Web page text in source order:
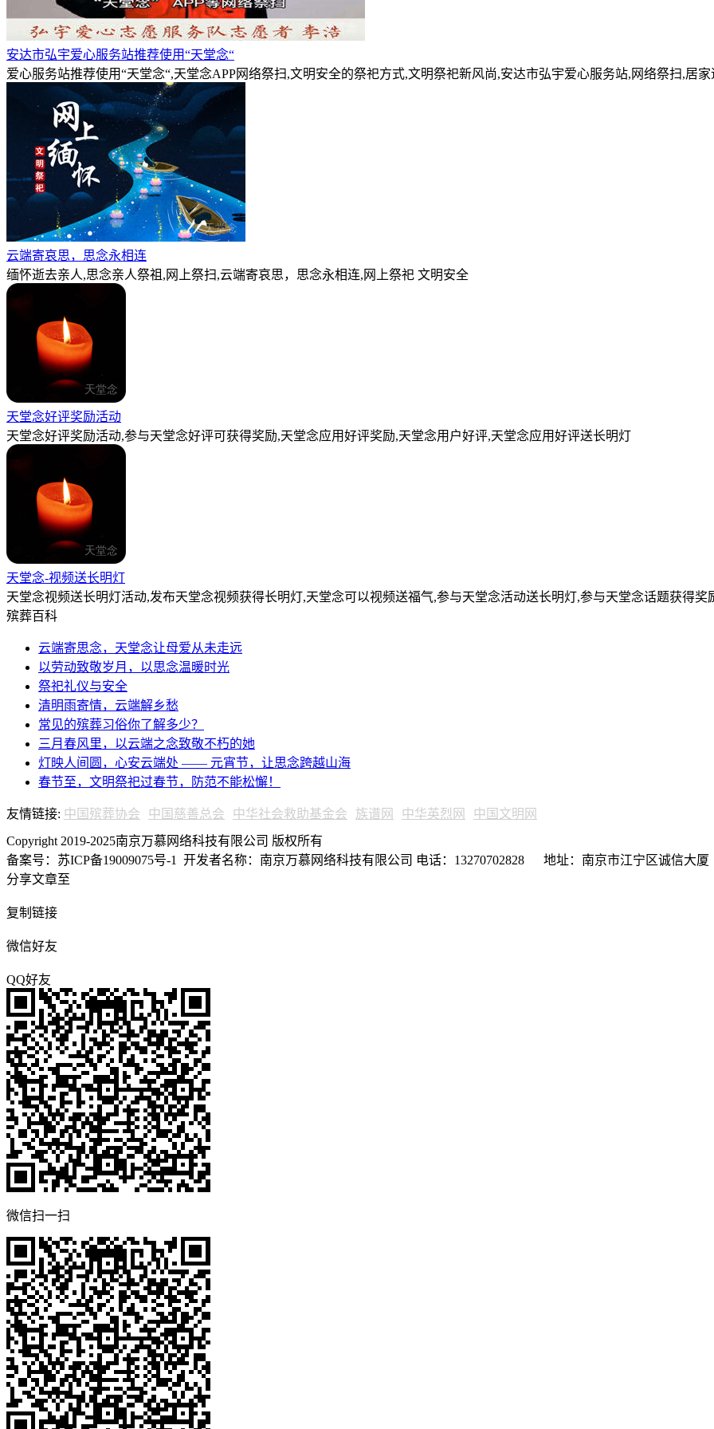
安达市弘宇爱心服务站推荐使用“天堂念“
爱心服务站推荐使用“天堂念“,天堂念APP网络祭扫,文明安全的祭祀方式,文明祭祀新风尚,安达市弘宇爱心服务站,网络祭扫,居
云端寄哀思，思念永相连
缅怀逝去亲人,思念亲人祭祖,网上祭扫,云端寄哀思，思念永相连,网上祭祀 文明安全
天堂念好评奖励活动
天堂念好评奖励活动,参与天堂念好评可获得奖励,天堂念应用好评奖励,天堂念用户好评,天堂念应用好评送长明灯
天堂念-视频送长明灯
天堂念视频送长明灯活动,发布天堂念视频获得长明灯,天堂念可以视频送福气,参与天堂念活动送长明灯,参与天堂念话题获得奖
殡葬百科
云端寄思念，天堂念让母爱从未走远
以劳动致敬岁月，以思念温暖时光
祭祀礼仪与安全
清明雨寄情，云端解乡愁
常见的殡葬习俗你了解多少？
三月春风里，以云端之念致敬不朽的她
灯映人间圆，心安云端处 —— 元宵节，让思念跨越山海
春节至，文明祭祀过春节，防范不能松懈！
友情链接: 中国殡葬协会 中国慈善总会 中华社会救助基金会 族谱网 中华英烈网
中国文明网
Copyright 2019-2025南京万慕网络科技有限公司 版权所有
备案号：苏ICP备19009075号-1
开发者名称：南京万慕网络科技有限公司 电话：13270702828 地址：南京市江宁区诚信大厦
分享文章至
复制链接
微信好友
QQ好友
微信扫一扫